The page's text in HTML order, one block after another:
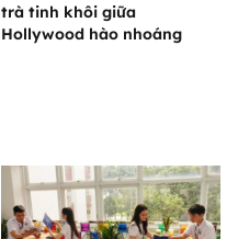
trà tinh khôi giữa
Hollywood hào nhoáng